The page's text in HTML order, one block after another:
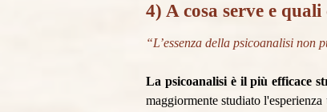
4) A cosa serve e
“L’essenza della psicoanalisi non
La psicoanalisi è il più efficace
maggiormente studiato